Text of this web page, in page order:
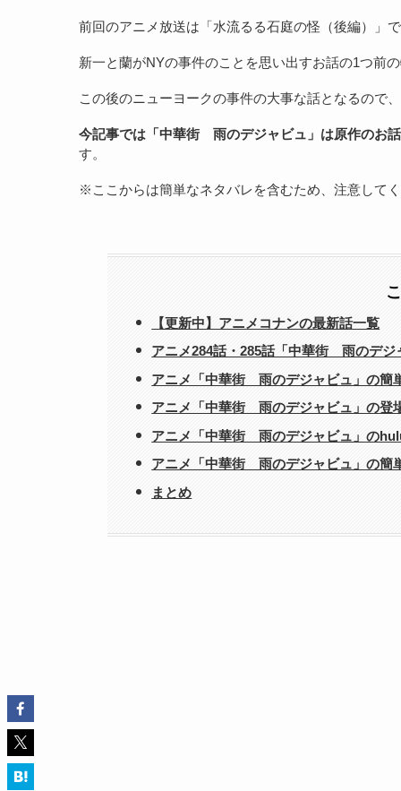
前回のアニメ放送は「水流るる石庭の怪（後編）」で
新一と蘭がNYの事件のことを思い出すお話の1つ前の
この後のニューヨークの事件の大事な話となるので
今記事では「中華街 雨のデジャビュ」は原作のお
す。
※ここからは簡単なネタバレを含むため、注意してく
【更新中】アニメコナンの最新話一覧
アニメ284話・285話「中華街 雨のデジ
アニメ「中華街 雨のデジャビュ」の簡
アニメ「中華街 雨のデジャビュ」の登
アニメ「中華街 雨のデジャビュ」の
アニメ「中華街 雨のデジャビュ」の簡
まとめ